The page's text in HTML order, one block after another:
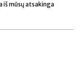
iš mūsų atsakinga